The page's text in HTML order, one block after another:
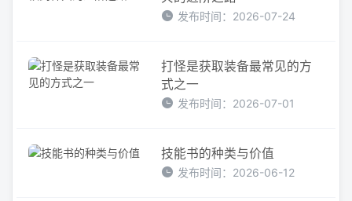
发布时间：2026-07-24
打怪是获取装备最常见的方
式之一
发布时间：2026-07-01
技能书的种类与价值
发布时间：2026-06-12